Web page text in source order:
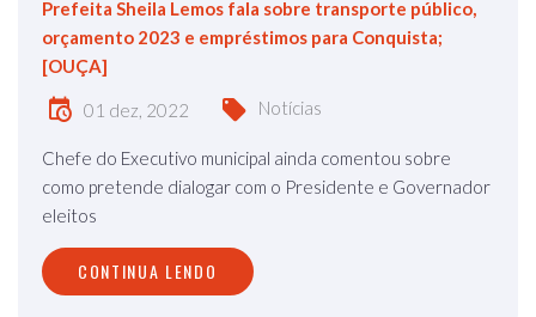
Prefeita Sheila Lemos fala sobre transporte público,
orçamento 2023 e empréstimos para Conquista;
[OUÇA]
01 dez, 2022 Notícias
Chefe do Executivo municipal ainda comentou sobre
como pretende dialogar com o Presidente e Governador
eleitos
CONTINUA LENDO